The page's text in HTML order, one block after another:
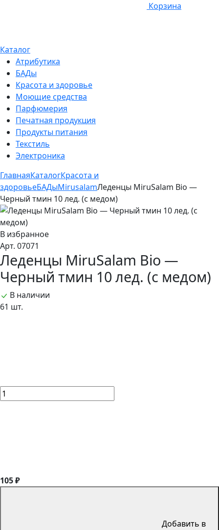
Корзина
Каталог
Атрибутика
БАДы
Красота и здоровье
Моющие средства
Парфюмерия
Печатная продукция
Продукты питания
Текстиль
Электроника
ГлавнаяКаталогКрасота и
здоровьеБАДыMirusalamЛеденцы MiruSalam Bio —
Черный тмин 10 лед. (с медом)
В избранное
Арт. 07071
Леденцы MiruSalam Bio —
Черный тмин 10 лед. (с медом)
В наличии
61 шт.
105 ₽
Добавить в